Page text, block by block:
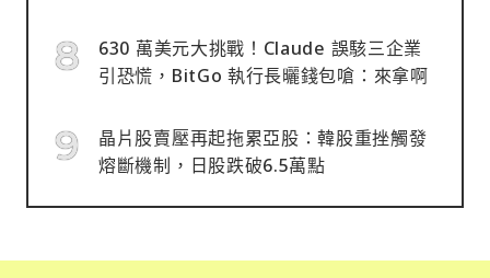
630 萬美元大挑戰！Claude 誤駭三企業
引恐慌，BitGo 執行長曬錢包嗆：來拿啊
晶片股賣壓再起拖累亞股：韓股重挫觸發
熔斷機制，日股跌破6.5萬點